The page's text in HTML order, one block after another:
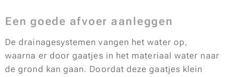
Een goede afvoer aanleggen
De drainagesystemen vangen het water op,
waarna er door gaatjes in het materiaal water naar
de grond kan gaan. Doordat deze gaatjes klein